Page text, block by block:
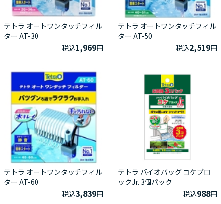
テトラ オートワンタッチフィル
ター AT-30
税込1,969円
テトラ オートワンタッチフィル
ター AT-50
税込2,519円
テトラ オートワンタッチフィル
ター AT-60
税込3,839円
テトラ バイオバッグ コケブロ
ックJr. 3個パック
税込988円